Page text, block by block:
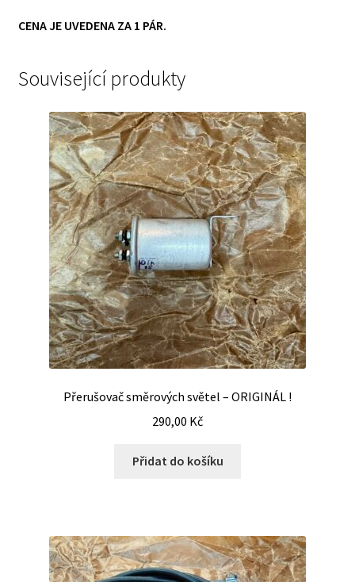
CENA JE UVEDENA ZA 1 PÁR.
Související produkty
Přerušovač směrových světel – ORIGINÁL !
290,00 Kč
Přidat do košíku